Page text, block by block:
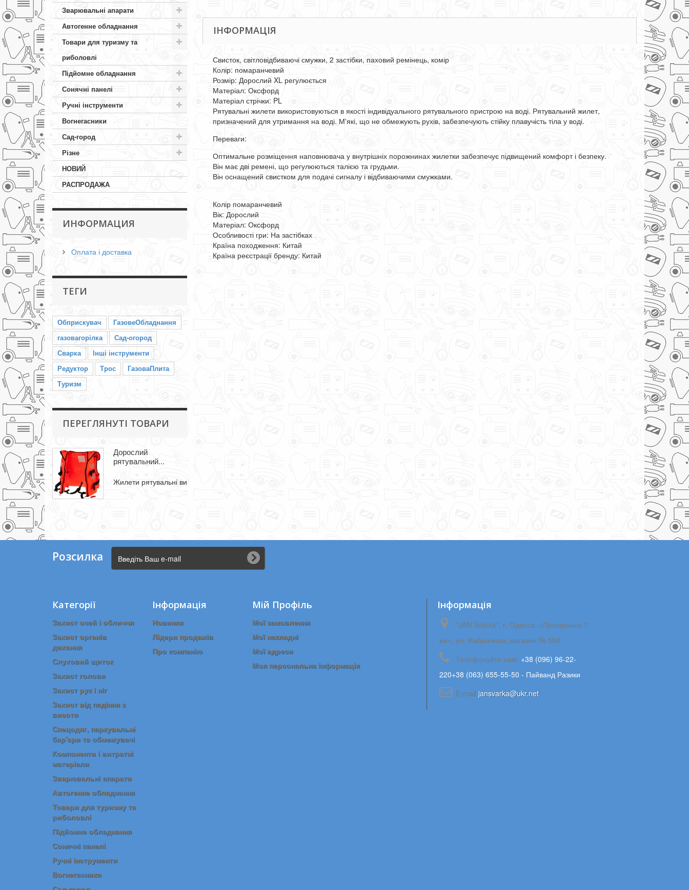
Зварювальні апарати
Автогенне обладнання
Товари для туризму та
риболовлі
Підйомне обладнання
Сонячні панелі
Ручні інструменти
Вогнегасники
Сад-город
Різне
НОВИЙ
РАСПРОДАЖА
ИНФОРМАЦИЯ
Оплата і доставка
ТЕГИ
Обприскувач
ГазовеОбладнання
газовагорілка
Сад-огород
Сварка
Інші інструменти
Редуктор
Трос
ГазоваПлита
Туризм
ПЕРЕГЛЯНУТІ ТОВАРИ
Дорослий
рятувальний...
Жилети рятувальні використовуються як...
ІНФОРМАЦІЯ
Свисток, світловідбиваючі смужки, 2 застібки, паховий ремінець, комір
Колір: помаранчевий
Розмір: Дорослий XL регулюється
Матеріал: Оксфорд
Матеріал стрічки: PL
Рятувальні жилети використовуються в якості індивідуального рятувального пристрою на воді. Рятувальний жилет,
призначений для утримання на воді. М'які, що не обмежують рухів, забезпечують стійку плавучість тіла у воді.
Переваги:
Оптимальне розміщення наповнювача у внутрішніх порожнинах жилетки забезпечує підвищений комфорт і безпеку.
Він має дві ремені, що регулюються талією та грудьми.
Він оснащений свистком для подачі сигналу і відбиваючими смужками.
Колір помаранчевий
Вік: Дорослий
Матеріал: Оксфорд
Особливості гри: На застібках
Країна походження: Китай
Країна реєстрації бренду: Китай
Розсилка
Категорії
Захист очей і обличчя
Захист органів
дихання
Слуховий щиток
Захист голови
Захист рук і ніг
Захист від падіння з
висоти
Спецодяг, паркувальні
бар'єри та обмежувачі
Компоненти і витратні
матеріали
Зварювальні апарати
Автогенне обладнання
Товари для туризму та
риболовлі
Підйомне обладнання
Сонячні панелі
Ручні інструменти
Вогнегасники
Інформація
Новинки
Лідери продажів
Про компанію
Мій Профіль
Мої замовлення
Мої накладні
Мої адреси
Моя персональна інформація
Iнформація
"JAN Svarka", г. Одесса, «Промрынок 7
км», ул. Фабричная, магазин № 594
Телефонуйте нам: +38 (096) 96-22-
220+38 (063) 655-55-50 - Пайванд Разики
E-maіl jansvarka@ukr.net